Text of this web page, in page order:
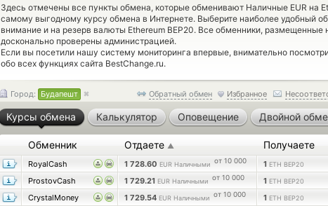
Здесь отмечены все пункты обмена, которые обменивают Наличные EUR на
самому выгодному курсу обмена в Интернете. Выберите наиболее удобный
внимание и на резерв валюты Ethereum BEP20. Все обменники, размещенные
досконально проверены администрацией.
Если вы посетили нашу систему мониторинга впервые, внимательно
обо всех функциях сайта BestChange.ru.
Обратный обмен Избранное
Город: Будапешт
Курсы обмена Калькулятор Оповещение Двойной
Обменник Отдаете ▲ Получаете
RoyalCash 1 728.60 EUR Наличными от 10 000 1 ETH BEP20
ProstovCash
1 729.21 EUR Наличными от 10 000 1 ETH BEP20
CrystalMoney
1 729.54 EUR Наличными от 10 000 1 ETH BEP20